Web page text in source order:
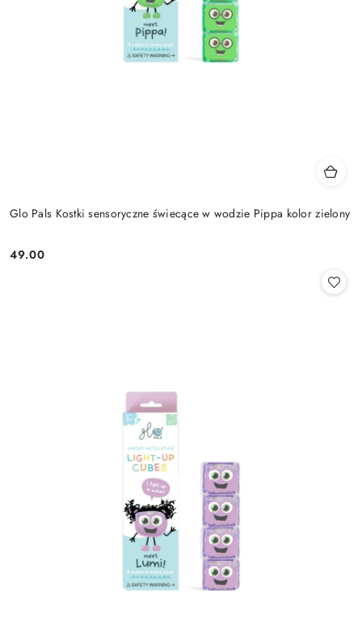
Glo Pals Kostki sensoryczne świecące w wodzie Pippa kolor zielony
Cena:
49.00